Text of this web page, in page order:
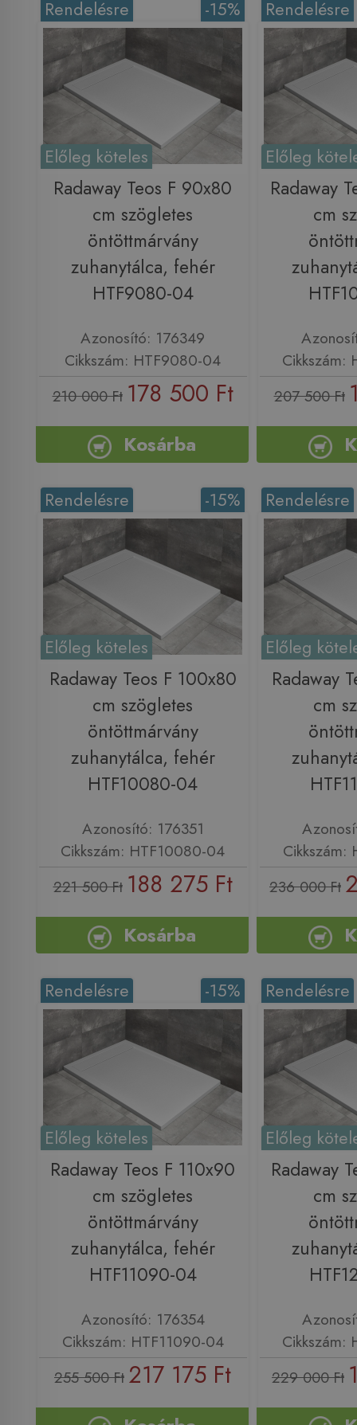
-15%
Rendelésre
Előleg köteles
Radaway Teos F 90x80
cm szögletes
öntöttmárvány
zuhanytálca, fehér
HTF9080-04
Azonosító: 176349
Cikkszám: HTF9080-04
210 000 Ft 178 500 Ft
Kosárba
Rendelésre
Előleg
Radaway
cm
Cikkszám:
207 500 Ft
-15%
Rendelésre
Előleg köteles
Radaway Teos F 100x80
cm szögletes
öntöttmárvány
zuhanytálca, fehér
HTF10080-04
Azonosító: 176351
Cikkszám: HTF10080-04
221 500 Ft 188 275 Ft
Kosárba
Rendelésre
Előleg
Radaway
cm
Cikkszám:
236 000 Ft
-15%
Rendelésre
Előleg köteles
Radaway Teos F 110x90
cm szögletes
öntöttmárvány
zuhanytálca, fehér
HTF11090-04
Azonosító: 176354
Cikkszám: HTF11090-04
255 500 Ft 217 175 Ft
Rendelésre
Előleg
Radaway
cm
Cikkszám:
229 000 Ft